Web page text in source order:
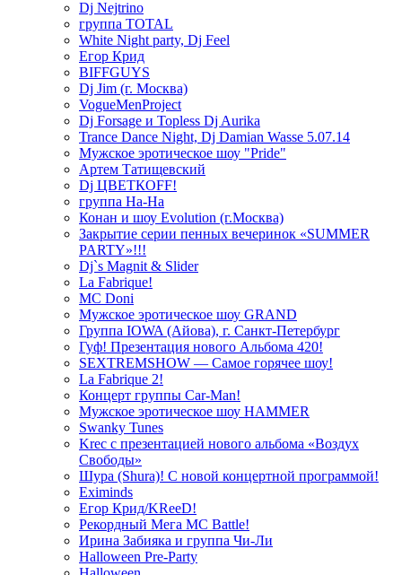
Dj Nejtrino
группа TOTAL
White Night party, Dj Feel
Егор Крид
BIFFGUYS
Dj Jim (г. Москва)
VogueMenProject
Dj Forsage и Topless Dj Aurika
Trance Dance Night, Dj Damian Wasse 5.07.14
Мужское эротическое шоу "Pride"
Артем Татищевский
Dj ЦВЕТКOFF!
группа На-На
Конан и шоу Evolution (г.Москва)
Закрытие серии пенных вечеринок «SUMMER
PARTY»!!!
Dj`s Magnit & Slider
La Fabrique!
MC Doni
Мужское эротическое шоу GRAND
Группа IOWA (Айова), г. Санкт-Петербург
Гуф! Презентация нового Альбома 420!
SEXTREMSHOW — Самое горячее шоу!
La Fabrique 2!
Концерт группы Car-Man!
Мужское эротическое шоу HAMMER
Swanky Tunes
Krec с презентацией нового альбома «Воздух
Свободы»
Шура (Shura)! С новой концертной программой!
Eximinds
Егор Крид/KReeD!
Рекордный Мега МС Battle!
Ирина Забияка и группа Чи-Ли
Halloween Pre-Party